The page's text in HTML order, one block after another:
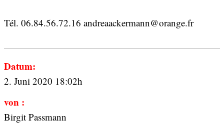
Tél. 06.84.56.72.16 andreaackermann@orange.fr
Datum:
2. Juni 2020 18:02h
von :
Birgit Passmann